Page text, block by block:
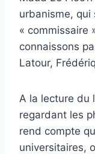
urbanisme, qui
« commissaire
connaissons
Latour,
A la lecture du
regardant les
rend compte
universitaires,